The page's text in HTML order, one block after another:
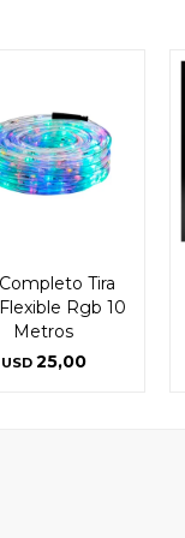
Tira
Rgb 10
Metros
USD 25,00